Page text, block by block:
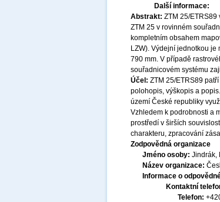
Další informace:
Abstrakt: ZTM 25/
ZTM 25 v rovinném
kompletním obsahem
LZW). Výdejní jednotkou je
790 mm. V případě
souřadnicovém systému
Účel: ZTM 25/ETRS89
polohopis, výškopis a
území České republiky
Vzhledem k podrobnosti a
prostředí v širších
charakteru, zpracování
Zodpovědná organizace
Jméno osoby: Jindrák,
Název organizace:
Informace o
Kontaktní
Telefon: